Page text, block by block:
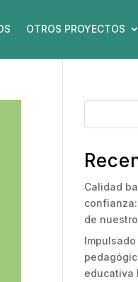
OTROS PROYECTOS
Calidad
de
educativa